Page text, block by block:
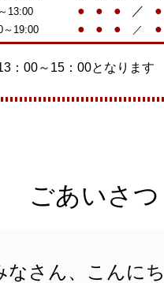
13:00
● ● ● ／ ●
～19:00
● ● ● ／ ●
：00～15：00となります
ごあいさつ
なさん、こんにち